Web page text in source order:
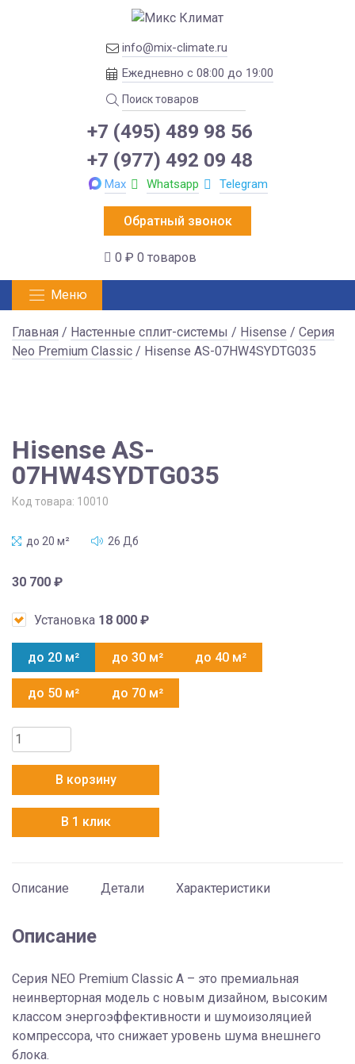
info@mix-climate.ru
Ежедневно с 08:00 до 19:00
+7 (495) 489 98 56
+7 (977) 492 09 48
Max Whatsapp Telegram
Обратный звонок
0 ₽ 0 товаров
Меню
Главная / Настенные сплит-системы / Hisense / Серия
Neo Premium Classic / Hisense AS-07HW4SYDTG035
Hisense AS-
07HW4SYDTG035
Код товара: 10010
до 20 м² 26 Дб
30 700 ₽
Установка 18 000 ₽
до 20 м² до 30 м² до 40 м²
до 50 м² до 70 м²
Количество
товара
Hisense
AS-
07HW4SYDTG035
В корзину
В 1 клик
Описание Детали Характеристики
Описание
Серия NEO Premium Classic A – это премиальная
неинверторная модель с новым дизайном, высоким
классом энергоэффективности и шумоизоляцией
компрессора, что снижает уровень шума внешнего
блока.